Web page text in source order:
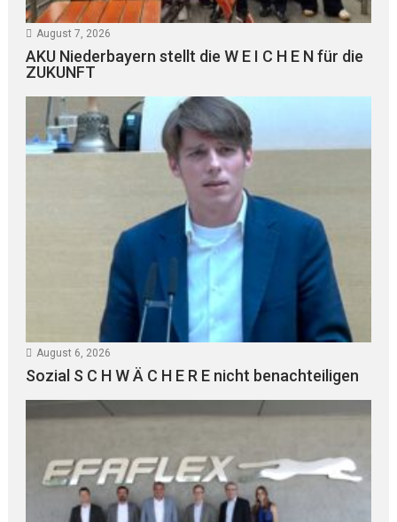
August 7, 2026
AKU Niederbayern stellt die W E I C H E N für die
ZUKUNFT
August 6, 2026
Sozial S C H W Ä C H E R E nicht benachteiligen